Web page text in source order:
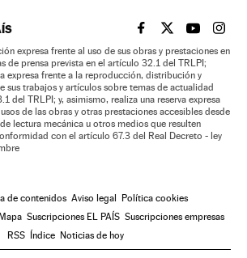
EL PAÍS BRASIL EN
EL PAÍSEL PAÍS
EL
expresa frente al uso de sus obras y prestaciones en
de prensa prevista en el artículo 32.1 del TRLPI;
expresa frente a la reproducción, distribución y
sus trabajos y artículos sobre temas de actualidad
del TRLPI; y, asimismo, realiza una reserva expresa
de las obras y otras prestaciones accesibles desde
lectura mecánica u otros medios que resulten
con el artículo 67.3 del Real Decreto - ley
de contenidos Aviso legal
Política cookies
Mapa Suscripciones EL PAÍS Suscripciones empresas
RSS
Índice Noticias de hoy